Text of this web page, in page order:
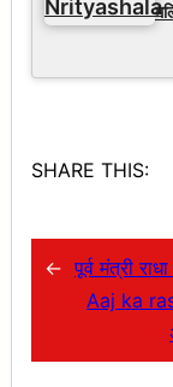
SHARE THIS:
← पूर्व मंत्री
Aaj ka